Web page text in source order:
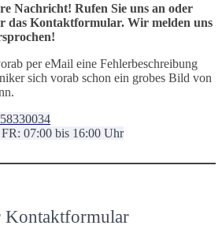
Nachricht! Rufen Sie uns an oder
das Kontaktformular. Wir melden uns
per eMail eine Fehlerbeschreibung
sich vorab schon ein grobes Bild von
07:00 bis 16:00 Uhr
Kontaktformular